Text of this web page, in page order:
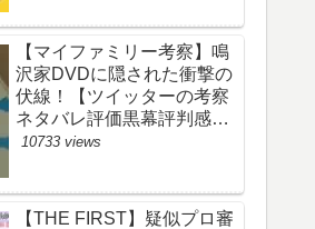
【マイファミリー考察】鳴
沢家DVDに隠された衝撃の
伏線！【ツイッターの考察
ネタバレ評価黒幕評判感想
批判原作犯人キャスト脚本
10733 views
【THE FIRST】疑似プロ審